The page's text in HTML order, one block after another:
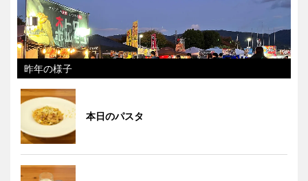
昨年の様子
本日のパスタ